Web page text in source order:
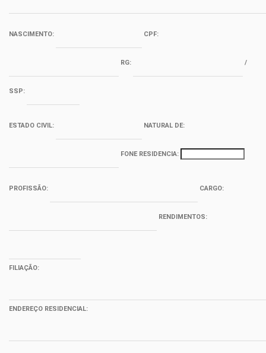
NASCIMENTO: CPF:
RG: /
SSP:
ESTADO CIVIL: NATURAL DE:
FONE RESIDENCIA:
PROFISSÃO: CARGO:
RENDIMENTOS:
FILIAÇÃO:
ENDEREÇO RESIDENCIAL: